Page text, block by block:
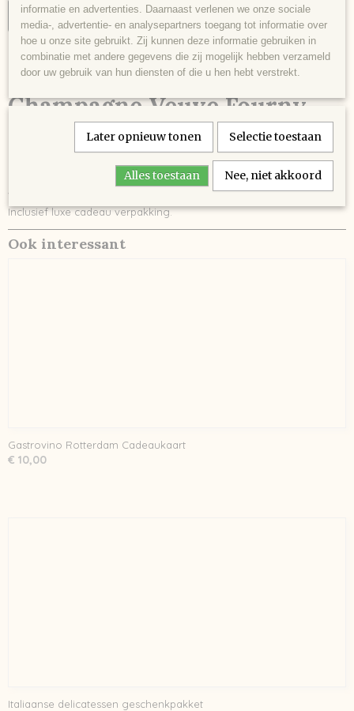
IN WINKELWAGEN
Omschrijving
Champagne Veuve Fourny
Cuvée
Vier het leven elke dag. Elegante en loepzuiver champagne.
Inclusief luxe cadeau verpakking.
Ook interessant
Gastrovino Rotterdam Cadeaukaart
€ 10,00
Italiaanse delicatessen geschenkpakket
informatie en advertenties. Daarnaast verlenen we onze sociale
media-, advertentie- en analysepartners toegang tot informatie over
hoe u onze site gebruikt. Zij kunnen deze informatie gebruiken in
combinatie met andere gegevens die zij mogelijk hebben verzameld
door uw gebruik van hun diensten of die u hen hebt verstrekt.
Later opnieuw tonen Selectie toestaan
Alles toestaan Nee, niet akkoord